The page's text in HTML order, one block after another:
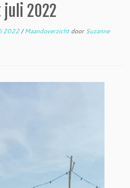
juli 2022
2022/MaandoverzichtdoorSuzanne